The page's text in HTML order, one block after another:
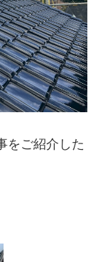
をご紹介した